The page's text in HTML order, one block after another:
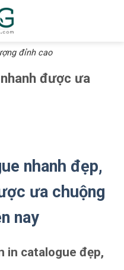
đỉnh cao
được ưa
nhanh đẹp,
ưa chuộng
nay
in catalogue đẹp,